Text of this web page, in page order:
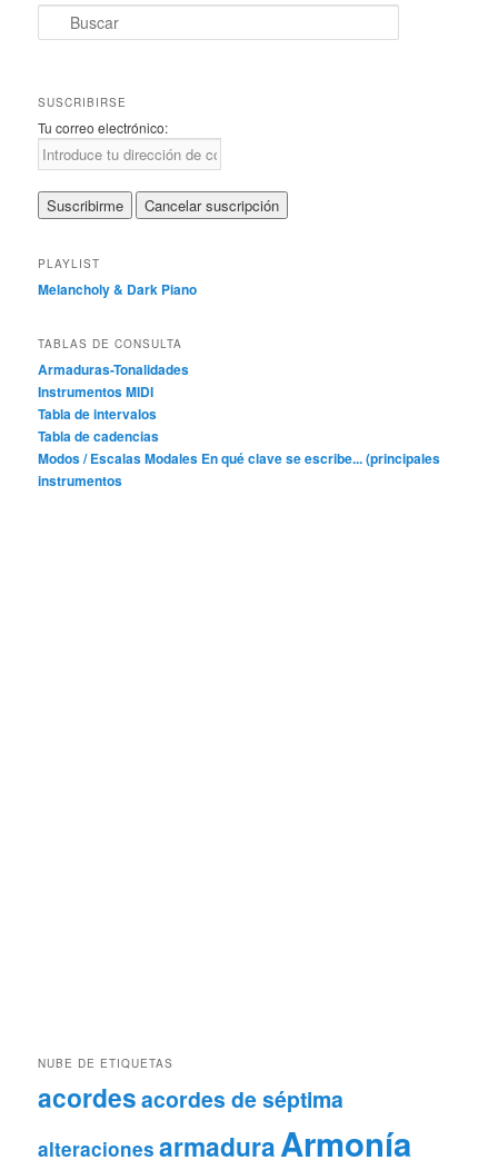
Buscar
SUSCRIBIRSE
Tu correo electrónico:
PLAYLIST
Melancholy & Dark Piano
TABLAS DE CONSULTA
Armaduras-Tonalidades
Instrumentos MIDI
Tabla de intervalos
Tabla de cadencias
Modos / Escalas Modales En qué clave se escribe... (principales
instrumentos
NUBE DE ETIQUETAS
acordesacordes de séptima
alteraciones armaduraArmonía